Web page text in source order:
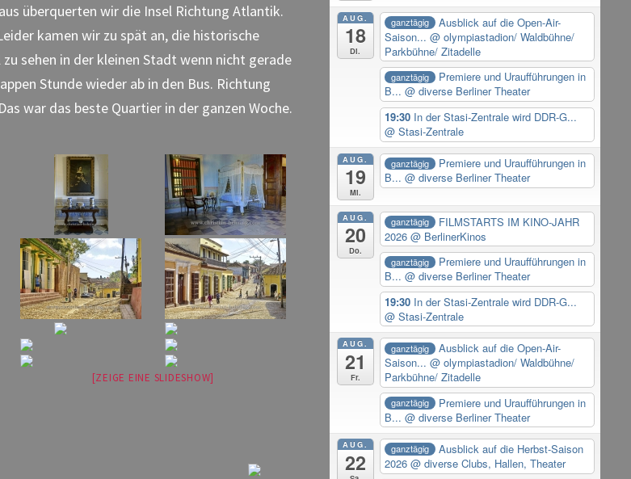
überquerten wir die Insel Richtung Atlantik.
kamen wir zu spät an, die historische
sehen in der kleinen Stadt wenn nicht gerade
Stunde wieder ab in den Bus. Richtung
war das beste Quartier in der ganzen Woche.
[ZEIGE EINE SLIDESHOW]
AUG.
18
Di.
ganztägig
Ausblick auf die Open-Air-
Saison...@ olympiastadion/ Waldbühne/
Parkbühne/ Zitadelle
ganztägig
Premiere und Uraufführungen in
B...@ diverse Berliner Theater
19:30 In der Stasi-Zentrale wird DDR-G...
@ Stasi-Zentrale
AUG.
19
Mi.
ganztägig
Premiere und Uraufführungen in
B...@ diverse Berliner Theater
AUG.
20
Do.
ganztägig
FILMSTARTS IM KINO-JAHR
2026@ BerlinerKinos
ganztägig
Premiere und Uraufführungen in
B...@ diverse Berliner Theater
19:30 In der Stasi-Zentrale wird DDR-G...
@ Stasi-Zentrale
AUG.
21
Fr.
ganztägig
Ausblick auf die Open-Air-
Saison...@ olympiastadion/ Waldbühne/
Parkbühne/ Zitadelle
ganztägig
Premiere und Uraufführungen in
B...@ diverse Berliner Theater
AUG.
22
ganztägig
Ausblick auf die Herbst-Saison
2026@ diverse Clubs, Hallen, Theater